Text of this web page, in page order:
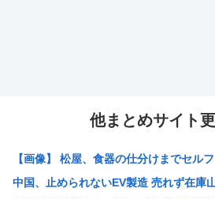
他まとめサイト
【画像】 松屋、食器の仕分けまでセル
中国、止められないEV製造 売れず在庫